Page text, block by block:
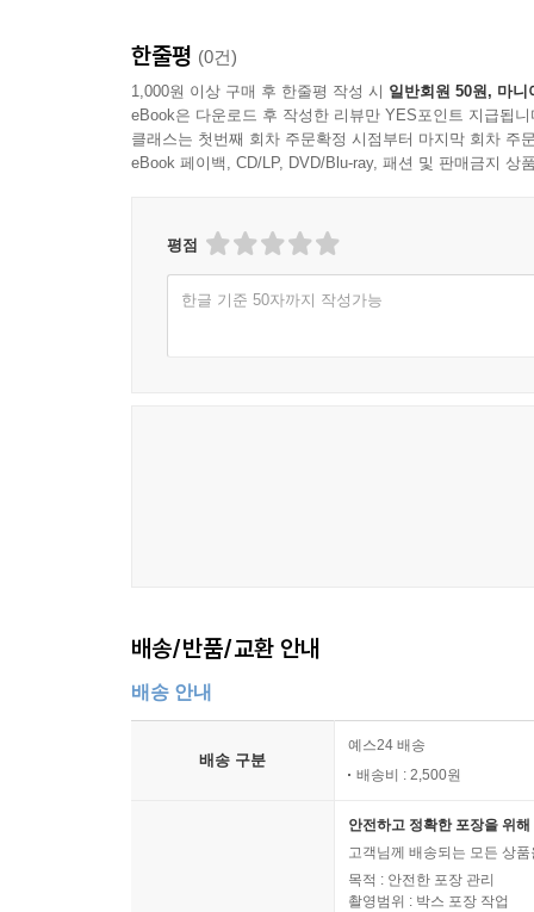
한줄평 (0건)
1,000원 이상 구매 후 한줄평 작성 시 일반회원 50원, 마니
eBook은 다운로드 후 작성한 리뷰만 YES포인트 지급됩니
클래스는 첫번째 회차 주문확정 시점부터 마지막 회차 주
eBook 페이백, CD/LP, DVD/Blu-ray, 패션 및 판매금지 상
평점
한글 기준 50자까지 작성가능
배송/반품/교환 안내
배송 안내
배송 구분
예스24 배송
배송비 : 2,500원
안전하고 정확한 포장을 위
고객님께 배송되는 모든 상
목적 : 안전한 포장 관리
촬영범위 : 박스 포장 작업